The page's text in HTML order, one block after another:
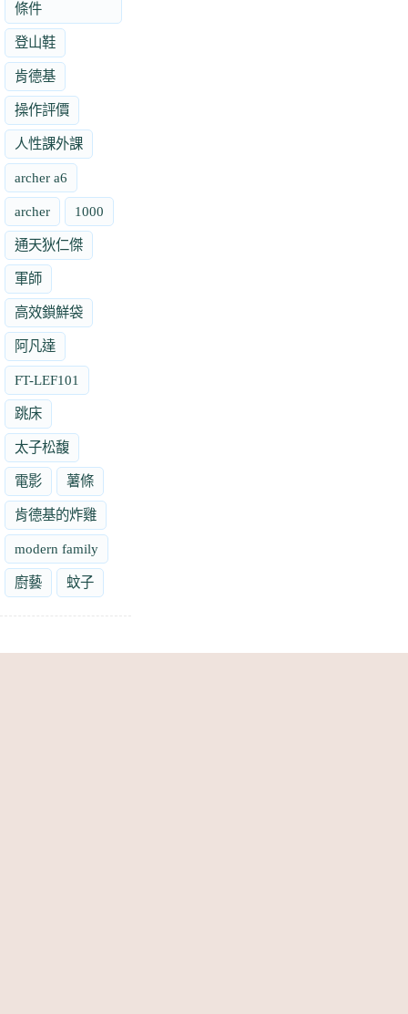
條件
登山鞋
肯德基
操作評價
人性課外課
archer a6
archer 1000
通天狄仁傑
軍師
高效鎖鮮袋
阿凡達
FT-LEF101
跳床
太子松馥
電影 薯條
肯德基的炸雞
modern family
廚藝 蚊子